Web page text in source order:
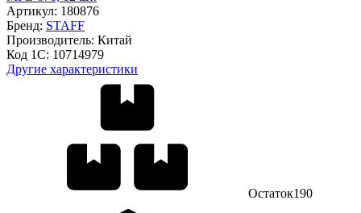
Артикул: 180876
Бренд: STAFF
Производитель: Китай
Код 1С: 10714979
Другие характеристики
Остаток190